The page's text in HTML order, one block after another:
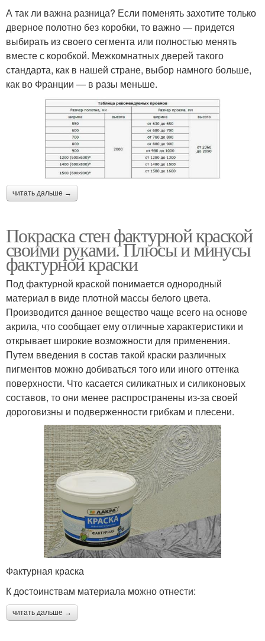
А так ли важна разница? Если поменять захотите только
дверное полотно без коробки, то важно — придется
выбирать из своего сегмента или полностью менять
вместе с коробкой. Межкомнатных дверей такого
стандарта, как в нашей стране, выбор намного больше,
как во Франции — в разы меньше.
читать дальше →
Покраска стен фактурной краской
своими руками. Плюсы и минусы
фактурной краски
Под фактурной краской понимается однородный
материал в виде плотной массы белого цвета.
Производится данное вещество чаще всего на основе
акрила, что сообщает ему отличные характеристики и
открывает широкие возможности для применения.
Путем введения в состав такой краски различных
пигментов можно добиваться того или иного оттенка
поверхности. Что касается силикатных и силиконовых
составов, то они менее распространены из-за своей
дороговизны и подверженности грибкам и плесени.
Фактурная краска
К достоинствам материала можно отнести:
читать дальше →